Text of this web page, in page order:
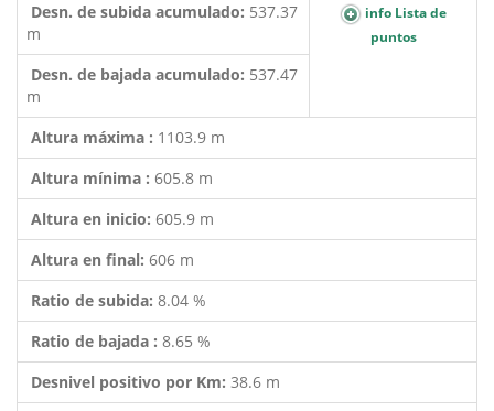
Desn. de subida acumulado: 537.37
m
info Lista de
puntos
Desn. de bajada acumulado: 537.47
m
Altura máxima : 1103.9 m
Altura mínima : 605.8 m
Altura en inicio: 605.9 m
Altura en final: 606 m
Ratio de subida: 8.04 %
Ratio de bajada : 8.65 %
Desnivel positivo por Km: 38.6 m